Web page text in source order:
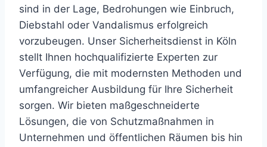
sind in der Lage, Bedrohungen wie Einbruch,
Diebstahl oder Vandalismus erfolgreich
vorzubeugen. Unser Sicherheitsdienst in Köln
stellt Ihnen hochqualifizierte Experten zur
Verfügung, die mit modernsten Methoden und
umfangreicher Ausbildung für Ihre Sicherheit
sorgen. Wir bieten maßgeschneiderte
Lösungen, die von Schutzmaßnahmen in
Unternehmen und öffentlichen Räumen bis hin